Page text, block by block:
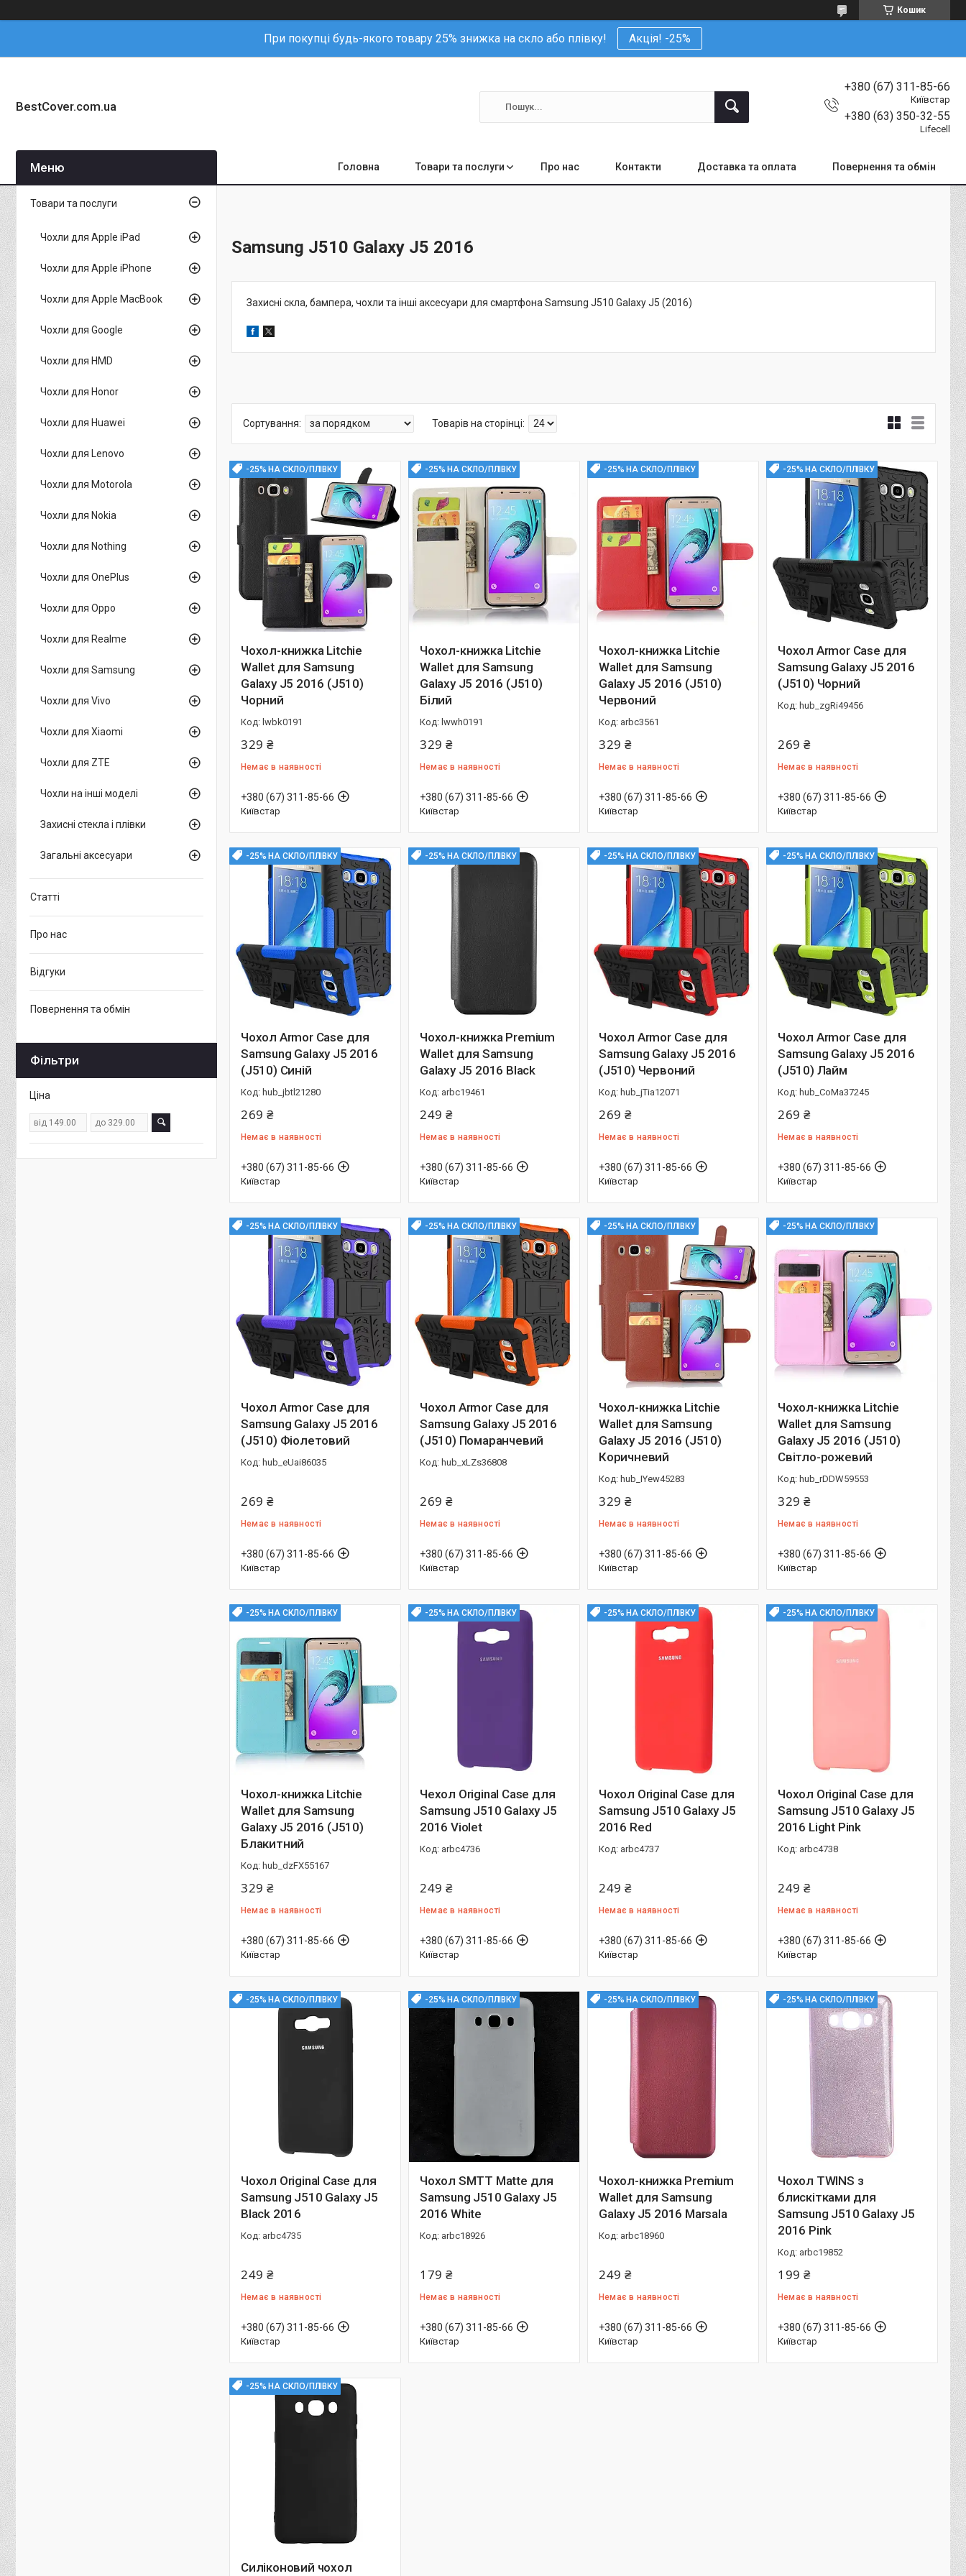
Кошик
При покупці будь-якого товару 25% знижка на скло або плівку! Акція! -25%
BestCover.com.ua
+380 (67) 311-85-66
Київстар
+380 (63) 350-32-55
Lifecell
Головна Товари та послуги Про нас Контакти Доставка та оплата Повернення та обмін
Samsung J510 Galaxy J5 2016
Захисні скла, бампера, чохли та інші аксесуари для смартфона Samsung J510 Galaxy J5 (2016)
-25% НА СКЛО/ПЛІВКУ
Чохол-книжка Litchie
Wallet для Samsung
Galaxy J5 2016 (J510)
Чорний
lwbk0191
329 ₴
Немає в наявності
+380 (67) 311-85-66
Київстар
-25% НА СКЛО/ПЛІВКУ
Чохол-книжка Litchie
Wallet для Samsung
Galaxy J5 2016 (J510)
Білий
lwwh0191
329 ₴
Немає в наявності
+380 (67) 311-85-66
Київстар
-25% НА СКЛО/ПЛІВКУ
Чохол-книжка Litchie
Wallet для Samsung
Galaxy J5 2016 (J510)
Червоний
arbc3561
329 ₴
Немає в наявності
+380 (67) 311-85-66
Київстар
-25% НА СКЛО/ПЛІВКУ
Чохол Armor Case для
Samsung Galaxy J5 2016
(J510) Чорний
hub_zgRi49456
269 ₴
Немає в наявності
+380 (67) 311-85-66
Київстар
-25% НА СКЛО/ПЛІВКУ
Чохол Armor Case для
Samsung Galaxy J5 2016
(J510) Синій
hub_jbtl21280
269 ₴
Немає в наявності
+380 (67) 311-85-66
Київстар
-25% НА СКЛО/ПЛІВКУ
Чохол-книжка Premium
Wallet для Samsung
Galaxy J5 2016 Black
arbc19461
249 ₴
Немає в наявності
+380 (67) 311-85-66
Київстар
-25% НА СКЛО/ПЛІВКУ
Чохол Armor Case для
Samsung Galaxy J5 2016
(J510) Червоний
hub_jTia12071
269 ₴
Немає в наявності
+380 (67) 311-85-66
Київстар
-25% НА СКЛО/ПЛІВКУ
Чохол Armor Case для
Samsung Galaxy J5 2016
(J510) Лайм
hub_CoMa37245
269 ₴
Немає в наявності
+380 (67) 311-85-66
Київстар
-25% НА СКЛО/ПЛІВКУ
Чохол Armor Case для
Samsung Galaxy J5 2016
(J510) Фіолетовий
hub_eUai86035
269 ₴
Немає в наявності
+380 (67) 311-85-66
Київстар
-25% НА СКЛО/ПЛІВКУ
Чохол Armor Case для
Samsung Galaxy J5 2016
(J510) Помаранчевий
hub_xLZs36808
269 ₴
Немає в наявності
+380 (67) 311-85-66
Київстар
-25% НА СКЛО/ПЛІВКУ
Чохол-книжка Litchie
Wallet для Samsung
Galaxy J5 2016 (J510)
Коричневий
hub_IYew45283
329 ₴
Немає в наявності
+380 (67) 311-85-66
Київстар
-25% НА СКЛО/ПЛІВКУ
Чохол-книжка Litchie
Wallet для Samsung
Galaxy J5 2016 (J510)
Світло-рожевий
hub_rDDW59553
329 ₴
Немає в наявності
+380 (67) 311-85-66
Київстар
-25% НА СКЛО/ПЛІВКУ
Чохол-книжка Litchie
Wallet для Samsung
Galaxy J5 2016 (J510)
Блакитний
hub_dzFX55167
329 ₴
Немає в наявності
+380 (67) 311-85-66
Київстар
-25% НА СКЛО/ПЛІВКУ
Чехол Original Case для
Samsung J510 Galaxy J5
2016 Violet
arbc4736
249 ₴
Немає в наявності
+380 (67) 311-85-66
Київстар
-25% НА СКЛО/ПЛІВКУ
Чохол Original Case для
Samsung J510 Galaxy J5
2016 Red
arbc4737
249 ₴
Немає в наявності
+380 (67) 311-85-66
Київстар
-25% НА СКЛО/ПЛІВКУ
Чохол Original Case для
Samsung J510 Galaxy J5
2016 Light Pink
arbc4738
249 ₴
Немає в наявності
+380 (67) 311-85-66
Київстар
-25% НА СКЛО/ПЛІВКУ
Чохол Original Case для
Samsung J510 Galaxy J5
Black 2016
arbc4735
249 ₴
Немає в наявності
+380 (67) 311-85-66
Київстар
-25% НА СКЛО/ПЛІВКУ
Чохол SMTT Matte для
Samsung J510 Galaxy J5
2016 White
arbc18926
179 ₴
Немає в наявності
+380 (67) 311-85-66
Київстар
-25% НА СКЛО/ПЛІВКУ
Чохол-книжка Premium
Wallet для Samsung
Galaxy J5 2016 Marsala
arbc18960
249 ₴
Немає в наявності
+380 (67) 311-85-66
Київстар
-25% НА СКЛО/ПЛІВКУ
Чохол TWINS з
блискітками для
Samsung J510 Galaxy J5
2016 Pink
arbc19852
199 ₴
Немає в наявності
+380 (67) 311-85-66
Київстар
-25% НА СКЛО/ПЛІВКУ
Силіконовий чохол
Товари та послуги
Чохли для Apple iPad
Чохли для Apple iPhone
Чохли для Apple MacBook
Чохли для Google
Чохли для HMD
Чохли для Honor
Чохли для Huawei
Чохли для Lenovo
Чохли для Motorola
Чохли для Nokia
Чохли для Nothing
Чохли для OnePlus
Чохли для Oppo
Чохли для Realme
Чохли для Samsung
Чохли для Vivo
Чохли для Xiaomi
Чохли для ZTE
Чохли на інші моделі
Захисні стекла і плівки
Загальні аксесуари
Статті
Про нас
Відгуки
Повернення та обмін
Фільтри
Ціна